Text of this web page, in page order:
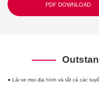
PDF DOWNLOAD
● Lái xe mọi địa hình và tất cả các